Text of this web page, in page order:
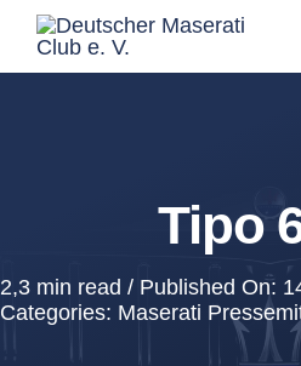
Zum
Inhalt
VERANSTALTUNGEN
MASERATI
MITGLIEDERBEREICH
Tipo
2,3 min read / Published On:
Categories: Maserati